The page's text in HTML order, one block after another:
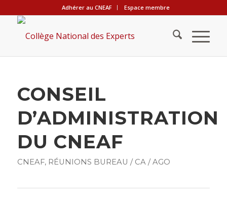
Adhérer au CNEAF Espace membre
CONSEIL
D’ADMINISTRATION
DU CNEAF
CNEAF, RÉUNIONS BUREAU / CA / AGO